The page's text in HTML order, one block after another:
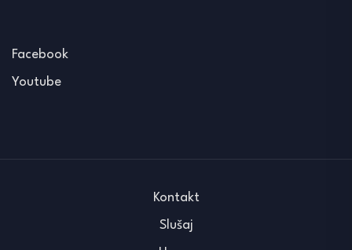
Facebook
Youtube
Kontakt
Slušaj